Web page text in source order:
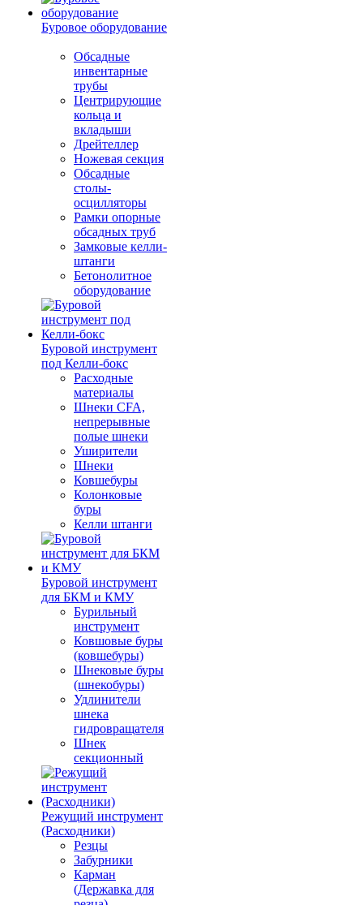
Буровое оборудование
Обсадные
инвентарные
трубы
Центрирующие
кольца и
вкладыши
Дрейтеллер
Ножевая секция
Обсадные
столы-
осцилляторы
Рамки опорные
обсадных труб
Замковые келли-
штанги
Бетонолитное
оборудование
Буровой инструмент
под Келли-бокс
Расходные
материалы
Шнеки CFA,
непрерывные
полые шнеки
Уширители
Шнеки
Ковшебуры
Колонковые
буры
Келли штанги
Буровой инструмент
для БКМ и КМУ
Бурильный
инструмент
Ковшовые буры
(ковшебуры)
Шнековые буры
(шнекобуры)
Удлинители
шнека
гидровращателя
Шнек
секционный
Режущий инструмент
(Расходники)
Резцы
Забурники
Карман
(Державка для